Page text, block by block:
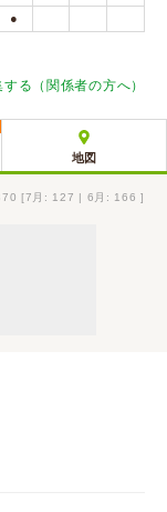
●
る（関係者の方へ）
地図
[7月: 127 | 6月: 166 ]